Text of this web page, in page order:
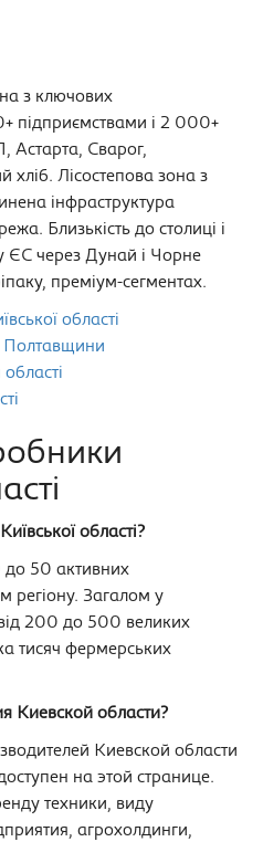
з ключових
підприємствами і 2 000+
Сварог,
хліб. Лісостепова зона з
інфраструктура
Близькість до столиці і
ЄС через Дунай і Чорне
преміум-сегментах.
області
Полтавщини
області?
до 50 активних
регіону. Загалом у
200 до 500 великих
тисяч фермерських
Киевской области?
Киевской области
на этой странице.
техники, виду
агрохолдинги,